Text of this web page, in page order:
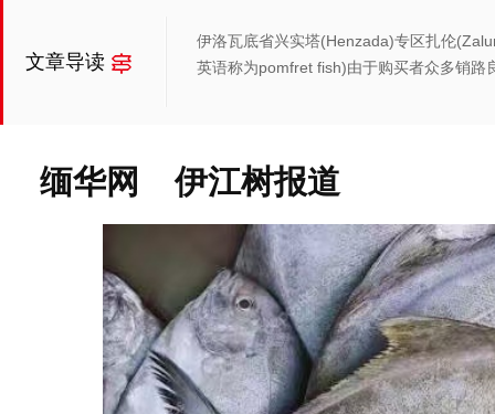
文章导读
伊洛瓦底省兴实塔(Henzada)专区扎伦
英语称为pomfret fish)由于购买者众多销路
缅华网 伊江树报道